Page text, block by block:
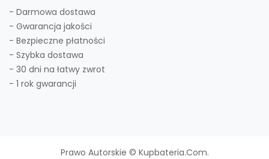
- Darmowa dostawa
- Gwarancja jakości
- Bezpieczne płatności
- Szybka dostawa
- 30 dni na łatwy zwrot
- 1 rok gwarancji
Prawo Autorskie © Kupbateria.com.